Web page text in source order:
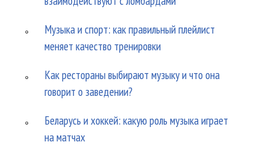
Музыка и спорт: как правильный плейлист
меняет качество тренировки
Как рестораны выбирают музыку и что она
говорит о заведении?
Беларусь и хоккей: какую роль музыка играет
на матчах